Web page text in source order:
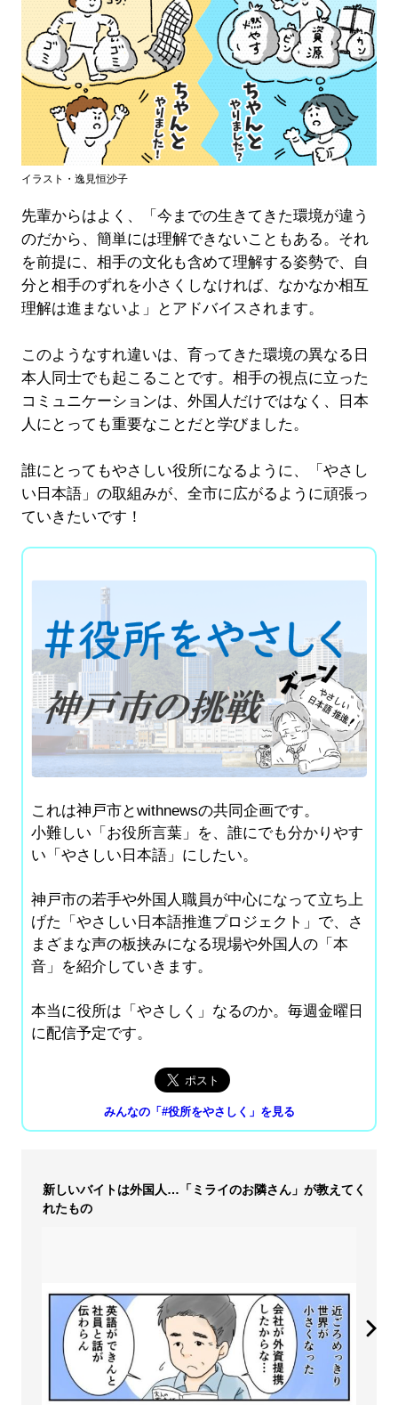
イラスト・逸見恒沙子
先輩からはよく、「今までの生きてきた環境が違う
のだから、簡単には理解できないこともある。それ
を前提に、相手の文化も含めて理解する姿勢で、自
分と相手のずれを小さくしなければ、なかなか相互
理解は進まないよ」とアドバイスされます。
このようなすれ違いは、育ってきた環境の異なる日
本人同士でも起こることです。相手の視点に立った
コミュニケーションは、外国人だけではなく、日本
人にとっても重要なことだと学びました。
誰にとってもやさしい役所になるように、「やさし
い日本語」の取組みが、全市に広がるように頑張っ
ていきたいです！
これは神戸市とwithnewsの共同企画です。
小難しい「お役所言葉」を、誰にでも分かりやす
い「やさしい日本語」にしたい。
神戸市の若手や外国人職員が中心になって立ち上
げた「やさしい日本語推進プロジェクト」で、さ
まざまな声の板挟みになる現場や外国人の「本
音」を紹介していきます。
本当に役所は「やさしく」なるのか。毎週金曜日
に配信予定です。
みんなの「#役所をやさしく」を見る
新しいバイトは外国人…「ミライのお隣さん」が教えてく
れたもの